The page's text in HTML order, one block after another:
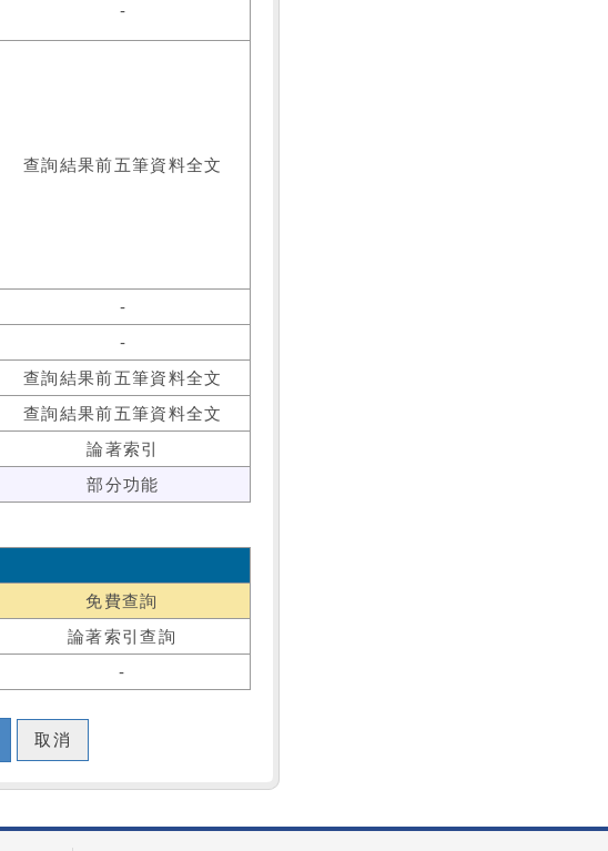
-
查詢結果前五筆資料全文
-
-
查詢結果前五筆資料全文
查詢結果前五筆資料全文
論著索引
部分功能
免費查詢
論著索引查詢
-
取消